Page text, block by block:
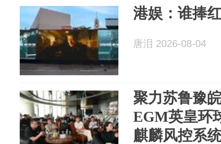
港娱：谁捧
唐泪 2026-08-04
聚力苏鲁豫
EGM英皇环
麒麟风控系